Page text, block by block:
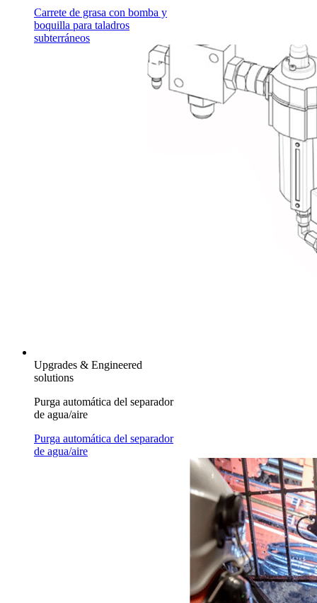
Carrete de grasa con bomba y
boquilla para taladros
subterráneos
Upgrades & Engineered
solutions
Purga automática del separador
de agua/aire
Purga automática del separador
de agua/aire